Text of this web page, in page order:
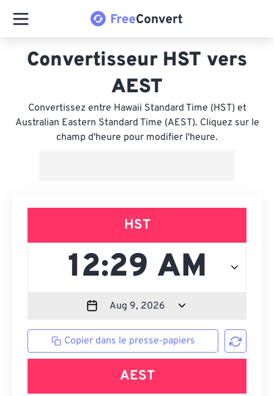
Convertisseur HST vers
AEST
Convertissez entre Hawaii Standard Time (HST) et
Australian Eastern Standard Time (AEST). Cliquez sur le
champ d'heure pour modifier l'heure.
HST
Copier dans le presse-papiers
AEST